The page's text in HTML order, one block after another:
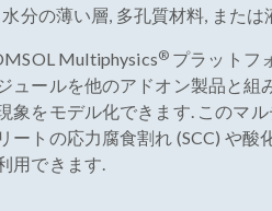
水分の薄い層, 多孔質材料, また
Multiphysics® プラットフ
ュールを他のアドオン製品と組
象をモデル化できます. このマ
ートの応力腐食割れ (SCC) や
用できます.